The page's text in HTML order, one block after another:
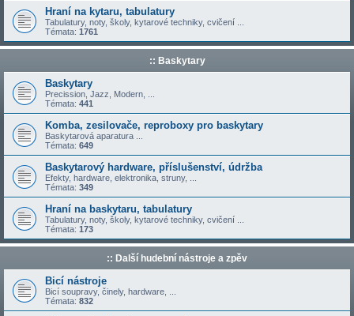
Hraní na kytaru, tabulatury
Tabulatury, noty, školy, kytarové techniky, cvičení ...
Témata: 1761
:: Baskytary
Baskytary
Precission, Jazz, Modern, ...
Témata: 441
Komba, zesilovače, reproboxy pro baskytary
Baskytarová aparatura ...
Témata: 649
Baskytarový hardware, příslušenství, údržba
Efekty, hardware, elektronika, struny, ...
Témata: 349
Hraní na baskytaru, tabulatury
Tabulatury, noty, školy, kytarové techniky, cvičení ...
Témata: 173
:: Další hudební nástroje a zpěv
Bicí nástroje
Bicí soupravy, činely, hardware, ...
Témata: 832